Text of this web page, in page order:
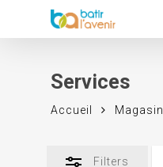
main
Services
Accueil Magasin
Filters